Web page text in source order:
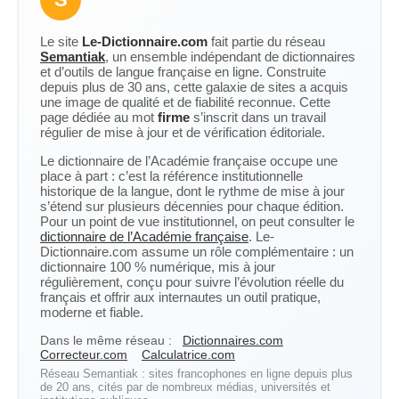
Le site Le-Dictionnaire.com fait partie du réseau
Semantiak, un ensemble indépendant de dictionnaires
et d’outils de langue française en ligne. Construite
depuis plus de 30 ans, cette galaxie de sites a acquis
une image de qualité et de fiabilité reconnue. Cette
page dédiée au mot firme s’inscrit dans un travail
régulier de mise à jour et de vérification éditoriale.
Le dictionnaire de l’Académie française occupe une
place à part : c’est la référence institutionnelle
historique de la langue, dont le rythme de mise à jour
s’étend sur plusieurs décennies pour chaque édition.
Pour un point de vue institutionnel, on peut consulter le
dictionnaire de l’Académie française. Le-
Dictionnaire.com assume un rôle complémentaire : un
dictionnaire 100 % numérique, mis à jour
régulièrement, conçu pour suivre l’évolution réelle du
français et offrir aux internautes un outil pratique,
moderne et fiable.
Dans le même réseau :
Dictionnaires.com
Correcteur.com
Calculatrice.com
Réseau Semantiak : sites francophones en ligne depuis plus
de 20 ans, cités par de nombreux médias, universités et